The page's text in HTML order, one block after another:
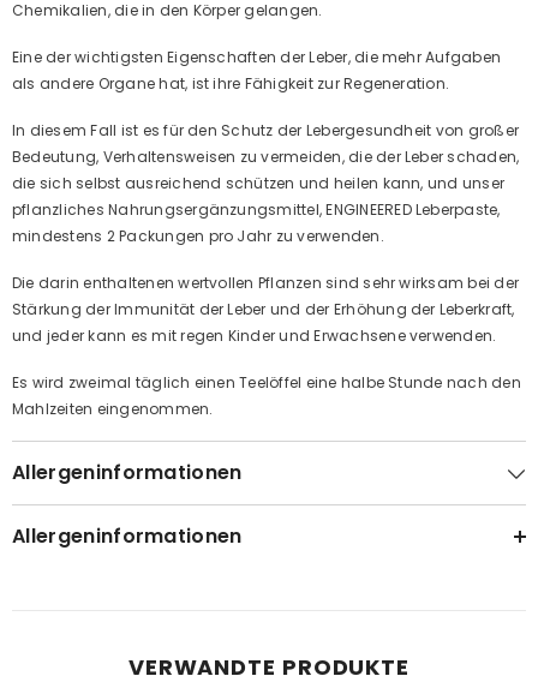
Chemikalien, die in den Körper gelangen.
Eine der wichtigsten Eigenschaften der Leber, die mehr Aufgaben
als andere Organe hat, ist ihre Fähigkeit zur Regeneration.
In diesem Fall ist es für den Schutz der Lebergesundheit von großer
Bedeutung, Verhaltensweisen zu vermeiden, die der Leber schaden,
die sich selbst ausreichend schützen und heilen kann, und unser
pflanzliches Nahrungsergänzungsmittel, ENGINEERED Leberpaste,
mindestens 2 Packungen pro Jahr zu verwenden.
Die darin enthaltenen wertvollen Pflanzen sind sehr wirksam bei der
Stärkung der Immunität der Leber und der Erhöhung der Leberkraft,
und jeder kann es mit regen Kinder und Erwachsene verwenden.
Es wird zweimal täglich einen Teelöffel eine halbe Stunde nach den
Mahlzeiten eingenommen.
Allergeninformationen
Allergeninformationen
VERWANDTE PRODUKTE